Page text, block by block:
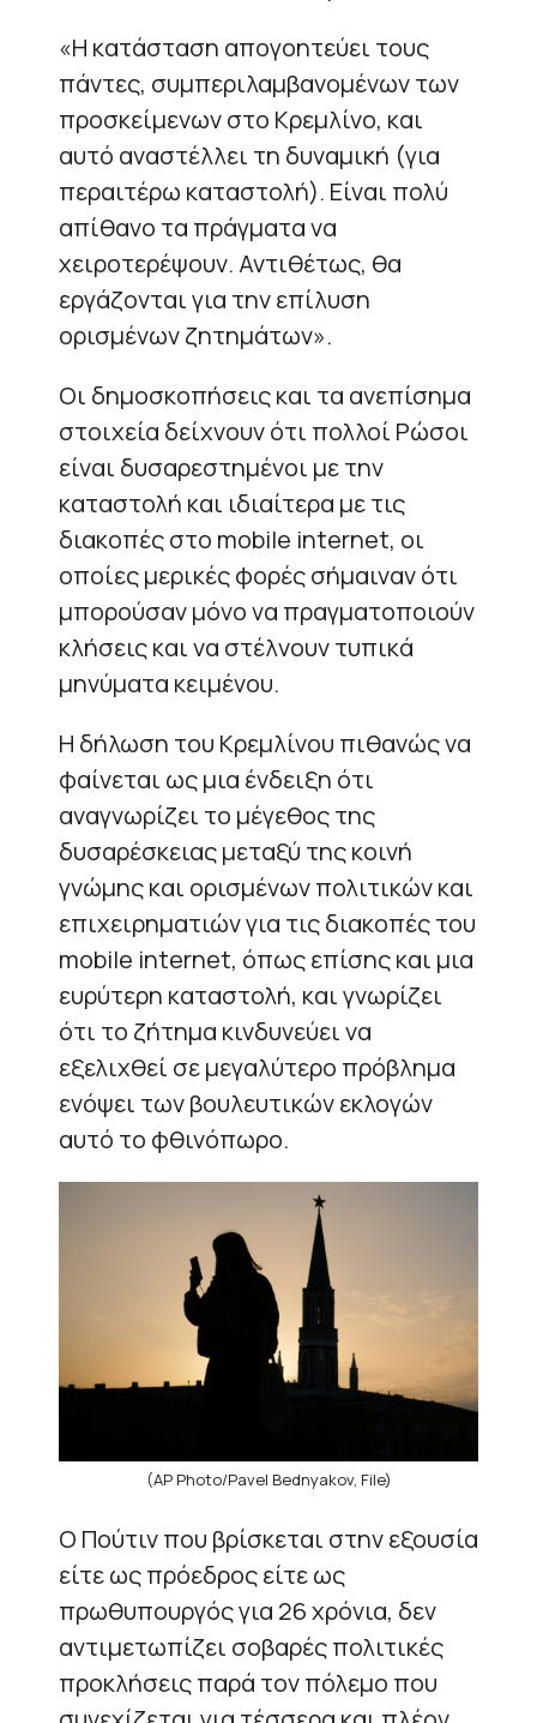
«Η κατάσταση απογοητεύει τους
πάντες, συμπεριλαμβανομένων των
προσκείμενων στο Κρεμλίνο, και
αυτό αναστέλλει τη δυναμική (για
περαιτέρω καταστολή). Είναι πολύ
απίθανο τα πράγματα να
χειροτερέψουν. Αντιθέτως, θα
εργάζονται για την επίλυση
ορισμένων ζητημάτων».
Οι δημοσκοπήσεις και τα ανεπίσημα
στοιχεία δείχνουν ότι πολλοί Ρώσοι
είναι δυσαρεστημένοι με την
καταστολή και ιδιαίτερα με τις
διακοπές στο mobile internet, οι
οποίες μερικές φορές σήμαιναν ότι
μπορούσαν μόνο να πραγματοποιούν
κλήσεις και να στέλνουν τυπικά
μηνύματα κειμένου.
Η δήλωση του Κρεμλίνου πιθανώς να
φαίνεται ως μια ένδειξη ότι
αναγνωρίζει το μέγεθος της
δυσαρέσκειας μεταξύ της κοινή
γνώμης και ορισμένων πολιτικών και
επιχειρηματιών για τις διακοπές του
mobile internet, όπως επίσης και μια
ευρύτερη καταστολή, και γνωρίζει
ότι το ζήτημα κινδυνεύει να
εξελιχθεί σε μεγαλύτερο πρόβλημα
ενόψει των βουλευτικών εκλογών
αυτό το φθινόπωρο.
(AP Photo/Pavel Bednyakov, File)
Ο Πούτιν που βρίσκεται στην εξουσία
είτε ως πρόεδρος είτε ως
πρωθυπουργός για 26 χρόνια, δεν
αντιμετωπίζει σοβαρές πολιτικές
προκλήσεις παρά τον πόλεμο που